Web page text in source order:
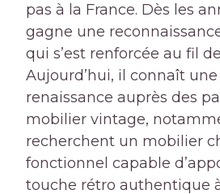
pas à la France. Dès les
gagne une
qui s’est renforcée au fil
Aujourd’hui, il connaît
renaissance auprès des
mobilier vintage,
recherchent un mobilier
fonctionnel capable
touche rétro authentique